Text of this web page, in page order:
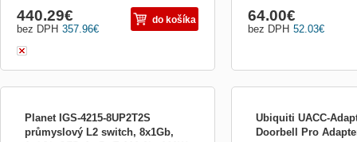
357.96€
bez DPH
440.29€ do košíka
52.03€
bez DPH
64.00€
Planet IGS-4215-8UP2T2S
průmyslový L2 switch, 8x1Gb,
Ubiquiti UACC-
Doorbell Pro